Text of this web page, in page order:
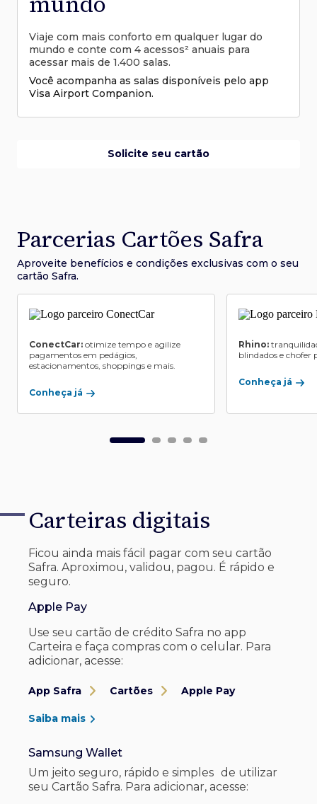
Viaje com mais conforto em qualquer lugar do
mundo e conte com 4 acessos² anuais para
acessar mais de 1.400 salas.
Você acompanha as salas disponíveis pelo app
Visa Airport Companion.
Solicite seu cartão
Parcerias Cartões Safra
Aproveite benefícios e condições exclusivas com o seu
cartão Safra.
ConectCar: otimize tempo e agilize
pagamentos em pedágios,
estacionamentos, shoppings e mais.
Conheça já
Rhino:
blindados e chofer
Conheça já
Carteiras digitais
Ficou ainda mais fácil pagar com seu cartão
Safra. Aproximou, validou, pagou. É rápido e
seguro.
Apple Pay
Use seu cartão de crédito Safra no app
Carteira e faça compras com o celular. Para
adicionar, acesse:
App Safra Cartões Apple Pay
Saiba mais
Samsung Wallet
Um jeito seguro, rápido e simples de utilizar
seu Cartão Safra. Para adicionar, acesse: